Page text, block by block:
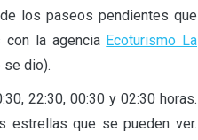
los paseos pendientes que
con la agencia Ecoturismo La
se dio).
22:30, 00:30 y 02:30 horas.
estrellas que se pueden ver.